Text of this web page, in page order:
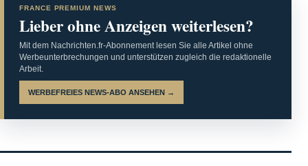
FRANCE PREMIUM NEWS
Lieber ohne Anzeigen weiterlesen?
Mit dem Nachrichten.fr-Abonnement lesen Sie alle Artikel ohne
Werbeunterbrechungen und unterstützen zugleich die redaktionelle
Arbeit.
WERBEFREIES NEWS-ABO ANSEHEN →